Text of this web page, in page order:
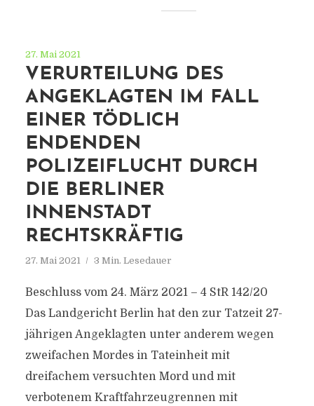
27. Mai 2021
VERURTEILUNG DES
ANGEKLAGTEN IM FALL
EINER TÖDLICH
ENDENDEN
POLIZEIFLUCHT DURCH
DIE BERLINER
INNENSTADT
RECHTSKRÄFTIG
27. Mai 2021 3 Min. Lesedauer
Beschluss vom 24. März 2021 – 4 StR 142/20
Das Landgericht Berlin hat den zur Tatzeit 27-
jährigen Angeklagten unter anderem wegen
zweifachen Mordes in Tateinheit mit
dreifachem versuchten Mord und mit
verbotenem Kraftfahrzeugrennen mit